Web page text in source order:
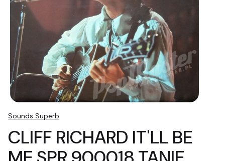
Sounds Superb
CLIFF RICHARD IT'LL BE